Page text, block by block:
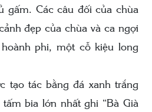
gấm. Các câu đối của chùa
đẹp của chùa và ca ngợi
phi, một cỗ kiệu long
tạo tác bằng đá xanh trắng
bia lớn nhất ghi “Bà Già